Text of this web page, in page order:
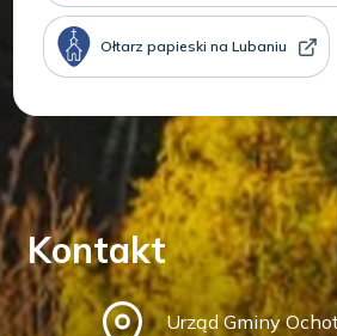
Ołtarz papieski na Lubaniu
Kontakt
Urząd Gminy